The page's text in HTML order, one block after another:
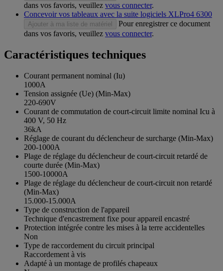
dans vos favoris, veuillez vous connecter.
Concevoir vos tableaux avec la suite logiciels XLPro4 6300
Ajouter à ma liste de matériel
Pour enregistrer ce document
dans vos favoris, veuillez vous connecter.
Caractéristiques techniques
Courant permanent nominal (Iu)
1000A
Tension assignée (Ue) (Min-Max)
220-690V
Courant de commutation de court-circuit limite nominal Icu à
400 V, 50 Hz
36kA
Réglage de courant du déclencheur de surcharge (Min-Max)
200-1000A
Plage de réglage du déclencheur de court-circuit retardé de
courte durée (Min-Max)
1500-10000A
Plage de réglage du déclencheur de court-circuit non retardé
(Min-Max)
15.000-15.000A
Type de construction de l'appareil
Technique d'encastrement fixe pour appareil encastré
Protection intégrée contre les mises à la terre accidentelles
Non
Type de raccordement du circuit principal
Raccordement à vis
Adapté à un montage de profilés chapeaux